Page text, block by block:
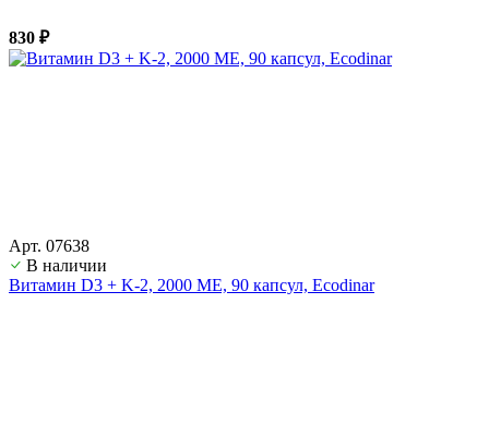
830 ₽
Арт. 07638
В наличии
Витамин D3 + K-2, 2000 ME, 90 капсул, Ecodinar